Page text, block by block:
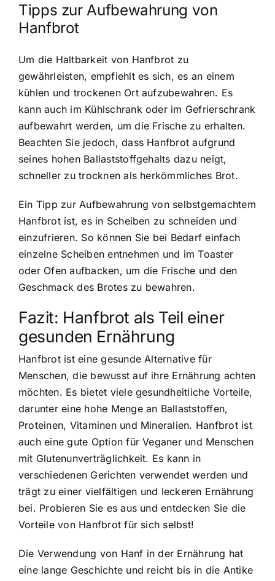
Tipps zur Aufbewahrung von
Hanfbrot
Um die Haltbarkeit von Hanfbrot zu
gewährleisten, empfiehlt es sich, es an einem
kühlen und trockenen Ort aufzubewahren. Es
kann auch im Kühlschrank oder im Gefrierschrank
aufbewahrt werden, um die Frische zu erhalten.
Beachten Sie jedoch, dass Hanfbrot aufgrund
seines hohen Ballaststoffgehalts dazu neigt,
schneller zu trocknen als herkömmliches Brot.
Ein Tipp zur Aufbewahrung von selbstgemachtem
Hanfbrot ist, es in Scheiben zu schneiden und
einzufrieren. So können Sie bei Bedarf einfach
einzelne Scheiben entnehmen und im Toaster
oder Ofen aufbacken, um die Frische und den
Geschmack des Brotes zu bewahren.
Fazit: Hanfbrot als Teil einer
gesunden Ernährung
Hanfbrot ist eine gesunde Alternative für
Menschen, die bewusst auf ihre Ernährung achten
möchten. Es bietet viele gesundheitliche Vorteile,
darunter eine hohe Menge an Ballaststoffen,
Proteinen, Vitaminen und Mineralien. Hanfbrot ist
auch eine gute Option für Veganer und Menschen
mit Glutenunverträglichkeit. Es kann in
verschiedenen Gerichten verwendet werden und
trägt zu einer vielfältigen und leckeren Ernährung
bei. Probieren Sie es aus und entdecken Sie die
Vorteile von Hanfbrot für sich selbst!
Die Verwendung von Hanf in der Ernährung hat
eine lange Geschichte und reicht bis in die Antike